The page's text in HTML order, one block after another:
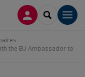
CONNEXION
the EU Ambassador to